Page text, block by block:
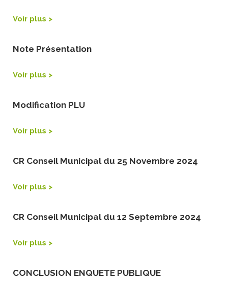
Voir plus >
Note Présentation
Voir plus >
Modification PLU
Voir plus >
CR Conseil Municipal du 25 Novembre 2024
Voir plus >
CR Conseil Municipal du 12 Septembre 2024
Voir plus >
CONCLUSION ENQUETE PUBLIQUE